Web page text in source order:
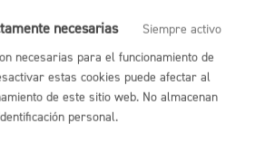
y documentación
en su caso
al departamento
necesarias
Siempre activo
necesarias para el funcionamiento de
estas cookies puede afectar al
de este sitio web. No almacenan
personal.